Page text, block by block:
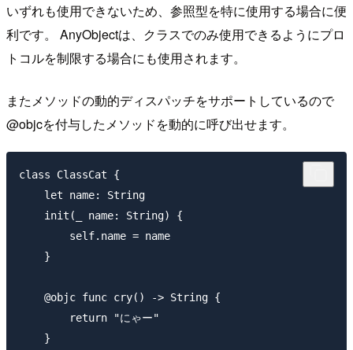
いずれも使用できないため、参照型を特に使用する場合に便
利です。 AnyObjectは、クラスでのみ使用できるようにプロ
トコルを制限する場合にも使用されます。
またメソッドの動的ディスパッチをサポートしているので
@objcを付与したメソッドを動的に呼び出せます。
class ClassCat {
    let name: String
    init(_ name: String) {
        self.name = name
    }
    @objc func cry() -> String {
        return "にゃー"
    }